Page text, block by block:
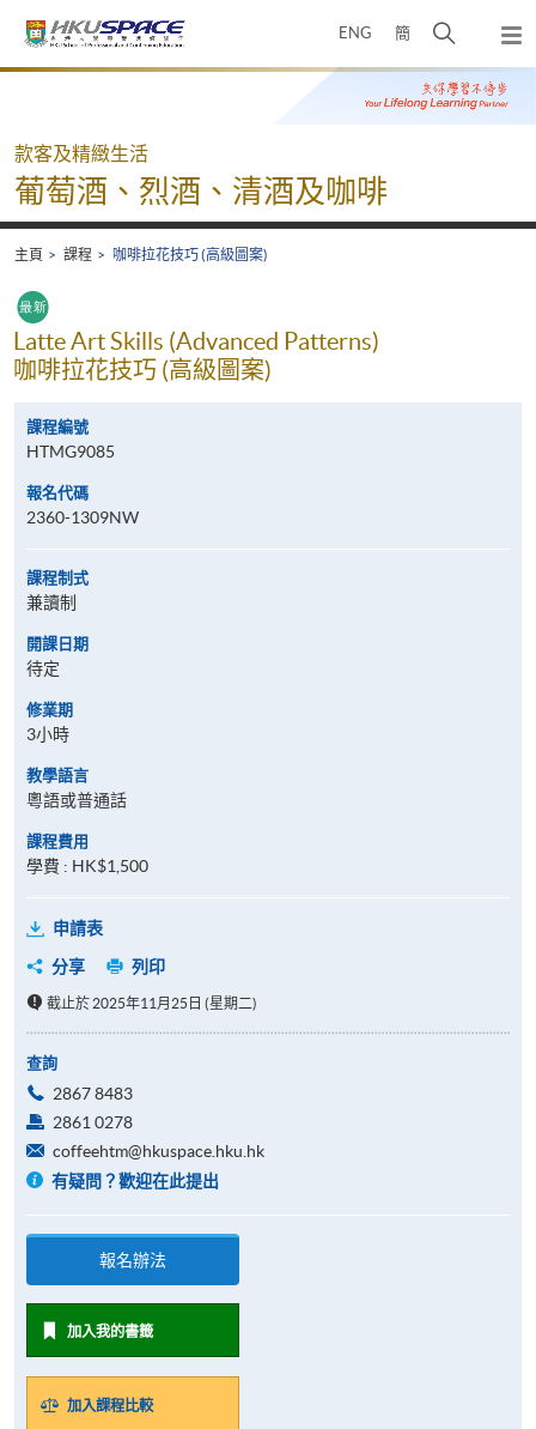
ENG 簡
開
搜
尋
彈
出
主
Main
款客及精緻生活
葡萄酒、烈酒、清酒及咖啡
主頁 課程 咖啡拉花技巧 (高級圖案)
Latte Art Skills (Advanced Patterns)
咖啡拉花技巧 (高級圖案)
課程編號
HTMG9085
報名代碼
2360-1309NW
課程制式
兼讀制
開課日期
待定
修業期
3小時
教學語言
粵語或普通話
課程費用
學費 : HK$1,500
申請表
分享
列印
截止於 2025年11月25日 (星期二)
查詢
2867 8483
2861 0278
coffeehtm@hkuspace.hku.hk
有疑問？歡迎在此提出
報名辦法
加入我的書籤
加入課程比較